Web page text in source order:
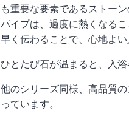
も重要な要素であるストー
パイプは、過度に熱くなる
早く伝わることで、心地よい
ひとたび石が温まると、入
他のシリーズ同様、高品質
っています。